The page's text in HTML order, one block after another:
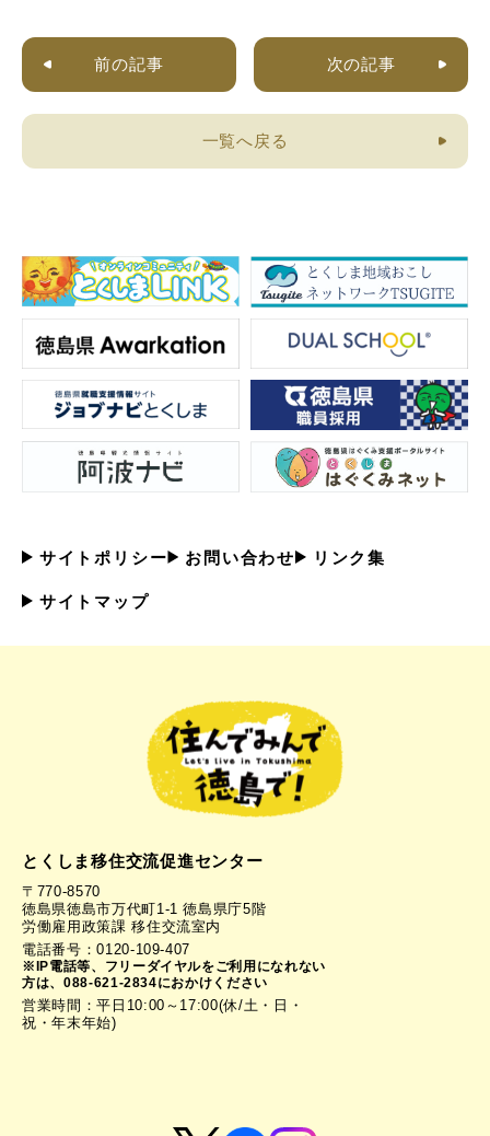
前の記事 次の記事
一覧へ戻る
サイトポリシー お問い合わせ リンク集
サイトマップ
とくしま移住交流促進センター
〒770-8570
徳島県徳島市万代町1-1 徳島県庁5階
労働雇用政策課 移住交流室内
電話番号：0120-109-407
※IP電話等、フリーダイヤルをご利用になれない
方は、088-621-2834におかけください
営業時間：平日10:00～17:00(休/土・日・
祝・年末年始)